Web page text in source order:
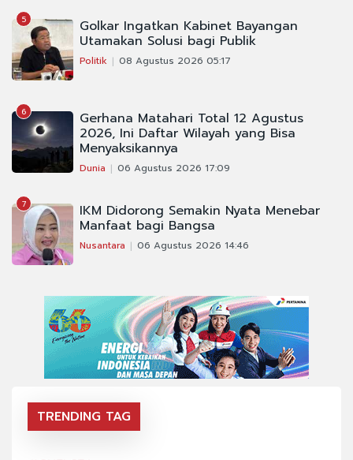
5 Golkar Ingatkan Kabinet Bayangan
Utamakan Solusi bagi Publik
Politik 08 Agustus 2026 05:17
6 Gerhana Matahari Total 12 Agustus
2026, Ini Daftar Wilayah yang Bisa
Menyaksikannya
Dunia 06 Agustus 2026 17:09
7 IKM Didorong Semakin Nyata Menebar
Manfaat bagi Bangsa
Nusantara 06 Agustus 2026 14:46
TRENDING TAG